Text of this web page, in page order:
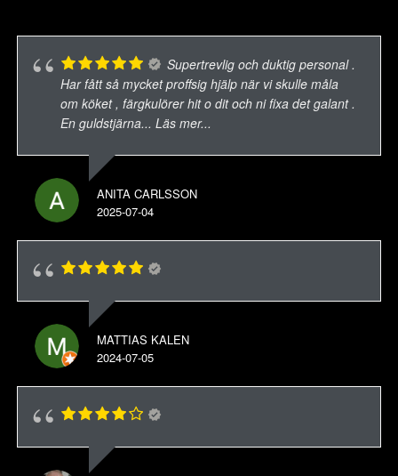
Supertrevlig och duktig personal .
Har fått så mycket proffsig hjälp när vi skulle måla
om köket , färgkulörer hit o dit och ni fixa det galant .
En guldstjärna... Läs mer...
ANITA CARLSSON
2025-07-04
MATTIAS KALEN
2024-07-05